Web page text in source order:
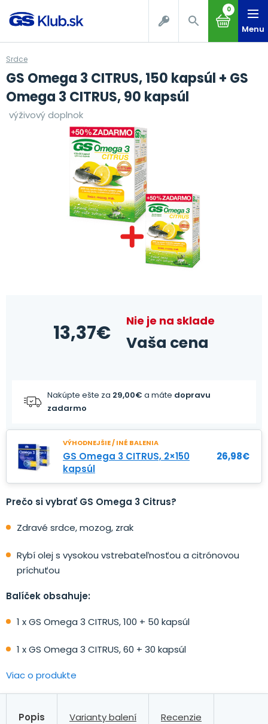
0
Menu
Srdce
GS Omega 3 CITRUS, 150 kapsúl + GS
Omega 3 CITRUS, 90 kapsúl
výživový doplnok
13,37€ Nie je na sklade
Vaša cena
Nakúpte ešte za 29,00€ a máte dopravu
zadarmo
VÝHODNEJŠIE / INÉ BALENIA
GS Omega 3 CITRUS, 2×150
kapsúl
26,98€
Prečo si vybrať GS Omega 3 Citrus?
Zdravé srdce, mozog, zrak
Rybí olej s vysokou vstrebateľnosťou a citrónovou
príchuťou
Balíček obsahuje:
1 x GS Omega 3 CITRUS, 100 + 50 kapsúl
1 x GS Omega 3 CITRUS, 60 + 30 kapsúl
Viac o produkte
Popis Varianty balení Recenzie